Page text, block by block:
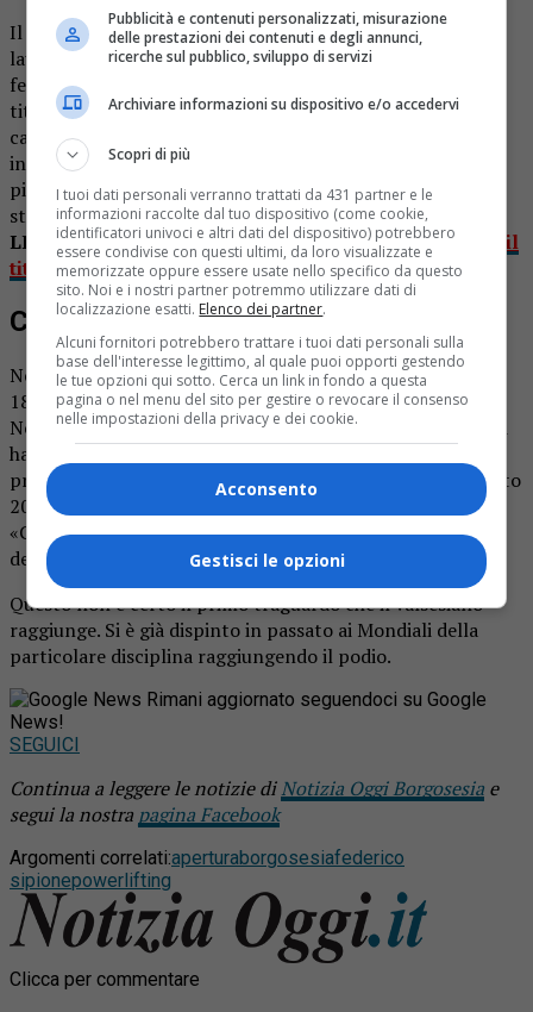
Il borgosesiano, infatti, nei giorni scorsi a Latina si è
laureato campione italiano di powerlifting della
federazione GPC-GPO. Nella gara per l’assegnazione del
titolo, che era valida anche come qualificazione al
campionato mondiale, in programma nel mese di ottobre
in Ungheria, il portacolori della palestra Iron Gym si è
piazzato al primo posto sia nella panca piana, che nello
stacco da terra.
LEGGI ANCHE:Federico Sipione riporta a Borgosesia il
titolo mondiale di powerlifting
Come è andata la prova
Nella prime specialità ha eseguito tre alzate a 160, 170 e
180 chili e conquistando anche il nuovo record nazionale.
Nello stacco da terra, invece, ha sollevato 265 chili, quindi
ha stabilito il nuovo record del mondo con 295 e fallito la
prova a 305. Sipione, oltre al mondiale di ottobre, in questo
2023 parteciperà anche a un’altra gara internazionale:
«Continuo ad allenarmi – conferma – in previsione
dell’Europeo in programma il 5 giugno in Scozia».
Questo non è certo il primo traguardo che il valsesiano
raggiunge. Si è già dispinto in passato ai Mondiali della
particolare disciplina raggiungendo il podio.
Rimani aggiornato seguendoci su Google
News!
SEGUICI
Continua a leggere le notizie diNotizia Oggi Borgosesia e
segui la nostra pagina Facebook
Argomenti correlati:aperturaborgosesiafederico
sipionepowerlifting
Clicca per commentare
Pubblicità e contenuti personalizzati, misurazione
delle prestazioni dei contenuti e degli annunci,
ricerche sul pubblico, sviluppo di servizi
Archiviare informazioni su dispositivo e/o accedervi
Scopri di più
I tuoi dati personali verranno trattati da 431 partner e le
informazioni raccolte dal tuo dispositivo (come cookie,
identificatori univoci e altri dati del dispositivo) potrebbero
essere condivise con questi ultimi, da loro visualizzate e
memorizzate oppure essere usate nello specifico da questo
sito. Noi e i nostri partner potremmo utilizzare dati di
localizzazione esatti. Elenco dei partner.
Alcuni fornitori potrebbero trattare i tuoi dati personali sulla
base dell'interesse legittimo, al quale puoi opporti gestendo
le tue opzioni qui sotto. Cerca un link in fondo a questa
pagina o nel menu del sito per gestire o revocare il consenso
nelle impostazioni della privacy e dei cookie.
Acconsento
Gestisci le opzioni